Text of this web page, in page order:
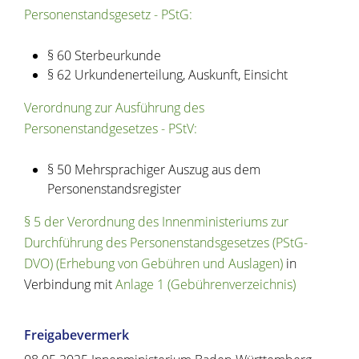
Personenstandsgesetz - PStG:
§ 60 Sterbeurkunde
§ 62 Urkundenerteilung, Auskunft, Einsicht
Verordnung zur Ausführung des
Personenstandgesetzes - PStV:
§ 50 Mehrsprachiger Auszug aus dem
Personenstandsregister
§ 5 der Verordnung des Innenministeriums zur
Durchführung des Personenstandsgesetzes (PStG-
DVO) (Erhebung von Gebühren und Auslagen) in
Verbindung mitAnlage 1 (Gebührenverzeichnis)
Freigabevermerk